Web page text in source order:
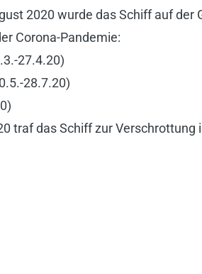
2020 wurde das Schiff auf
Corona-Pandemie:
27.4.20)
28.7.20)
traf das Schiff zur Verschrottung